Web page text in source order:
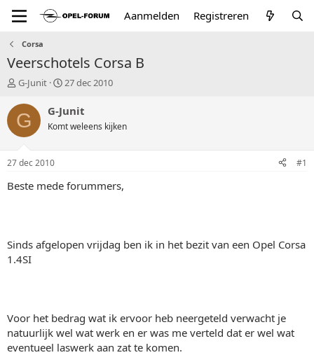
Aanmelden Registreren
Corsa
Veerschotels Corsa B
T
p
i
a
r
G-Junit
S
a
t
u
27 dec 2010
G G-Junit
Komt weleens kijken
27 dec 2010 #1
Beste mede forummers,
Sinds afgelopen vrijdag ben ik in het bezit van een Opel Corsa
1.4SI
Voor het bedrag wat ik ervoor heb neergeteld verwacht je
natuurlijk wel wat werk en er was me verteld dat er wel wat
eventueel laswerk aan zat te komen.